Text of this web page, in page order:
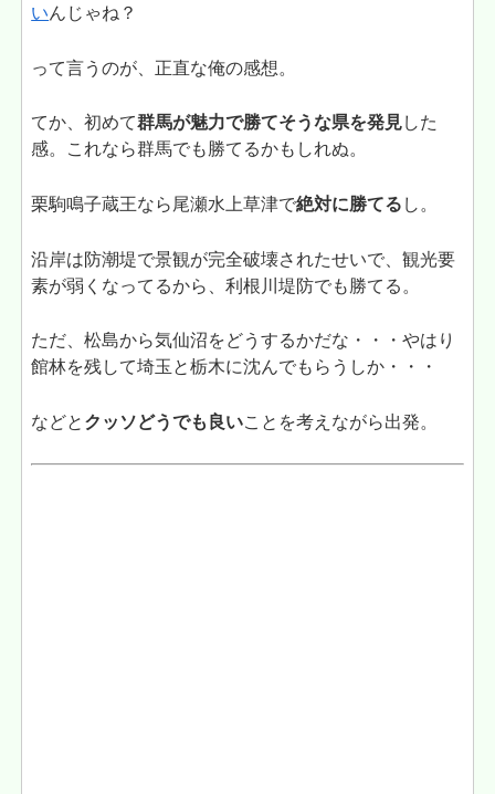
いんじゃね？
って言うのが、正直な俺の感想。
てか、初めて群馬が魅力で勝てそうな県を発見した
感。これなら群馬でも勝てるかもしれぬ。
栗駒鳴子蔵王なら尾瀬水上草津で絶対に勝てる し。
沿岸は防潮堤で景観が完全破壊されたせいで、観光要
素が弱くなってるから、利根川堤防でも勝てる。
ただ、松島から気仙沼をどうするかだな・・・やはり
館林を残して埼玉と栃木に沈んでもらうしか・・・
などと クッソどうでも良いことを考えながら出発。